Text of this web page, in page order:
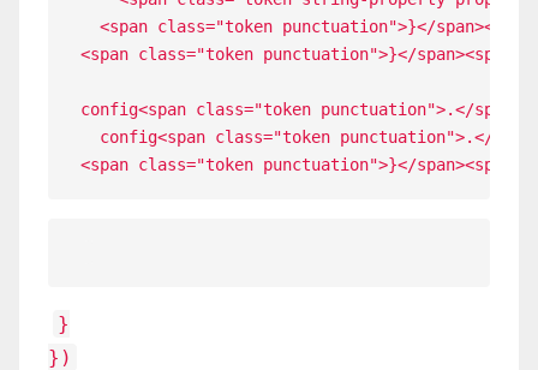
<span class="token punctuation">}</
<span class="token punctuation">}</span><span
config<span class="token punctuation">.</
config<span class="token punctuation">.</
}
} )